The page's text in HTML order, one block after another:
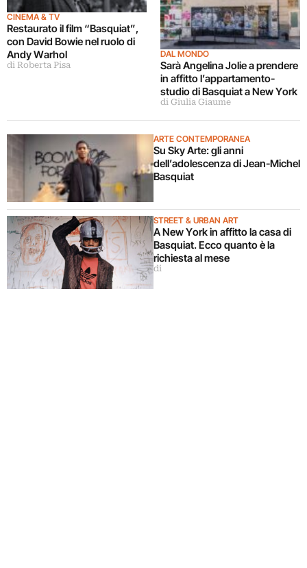
CINEMA & TV
Restaurato il film “Basquiat”,
con David Bowie nel ruolo di
Andy Warhol
di Roberta Pisa
DAL MONDO
Sarà Angelina Jolie a prendere
in affitto l’appartamento-
studio di Basquiat a New York
di Giulia Giaume
ARTE CONTEMPORANEA
Su Sky Arte: gli anni
dell’adolescenza di Jean-Michel
Basquiat
STREET & URBAN ART
A New York in affitto la casa di
Basquiat. Ecco quanto è la
richiesta al mese
di